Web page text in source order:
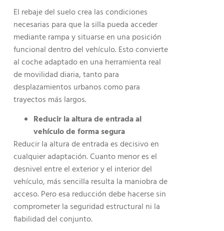
El rebaje del suelo crea las condiciones
necesarias para que la silla pueda acceder
mediante rampa y situarse en una posición
funcional dentro del vehículo. Esto convierte
al coche adaptado en una herramienta real
de movilidad diaria, tanto para
desplazamientos urbanos como para
trayectos más largos.
Reducir la altura de entrada al
vehículo de forma segura
Reducir la altura de entrada es decisivo en
cualquier adaptación. Cuanto menor es el
desnivel entre el exterior y el interior del
vehículo, más sencilla resulta la maniobra de
acceso. Pero esa reducción debe hacerse sin
comprometer la seguridad estructural ni la
fiabilidad del conjunto.